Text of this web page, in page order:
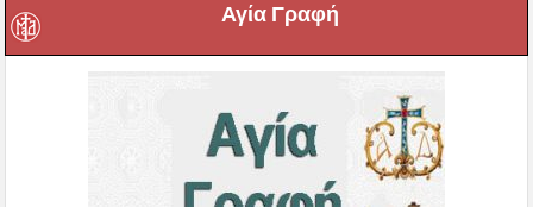
Αγία Γραφή